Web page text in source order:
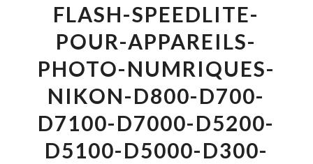
FLASH-SPEEDLITE-
POUR-APPAREILS-
PHOTO-NUMRIQUES-
NIKON-D800-D700-
D7100-D7000-D5200-
D5100-D5000-D300-